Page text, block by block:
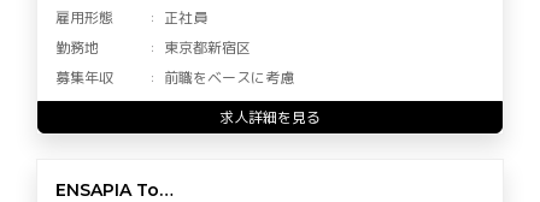
雇用形態
正社員
勤務地
東京都新宿区
募集年収
前職をベースに考慮
求人詳細を見る
ENSAPIA To…